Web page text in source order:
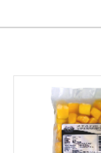
ンクにも ガム
クリーム・フィリング